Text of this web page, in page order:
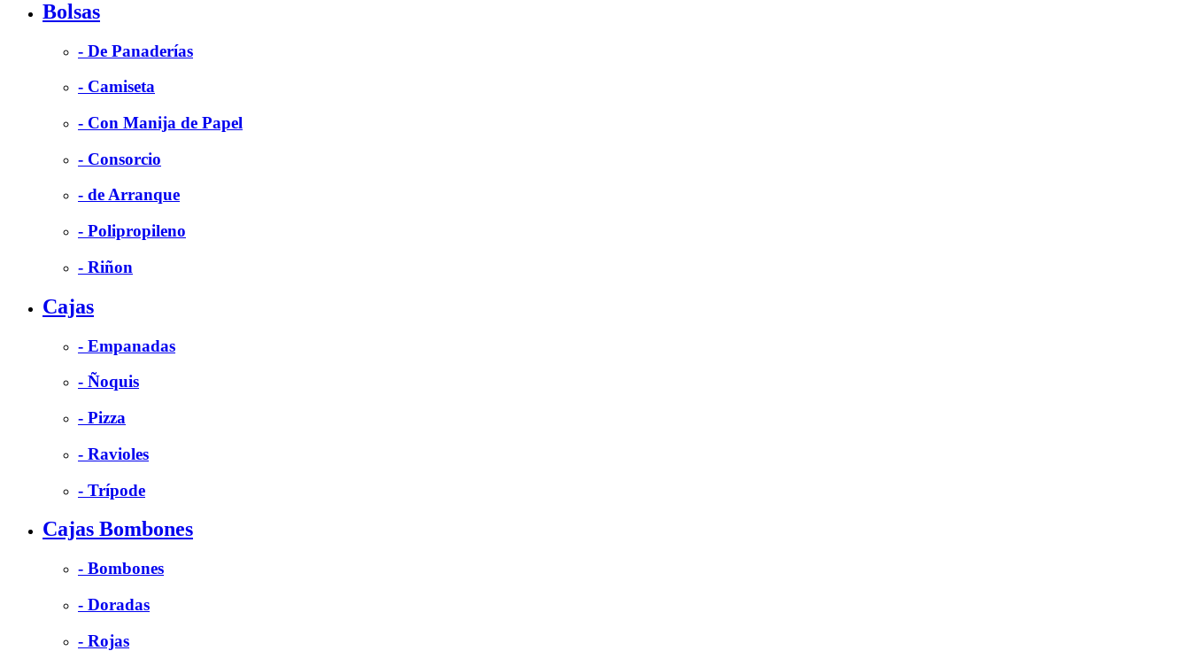
Bolsas
- De Panaderías
- Camiseta
- Con Manija de Papel
- Consorcio
- de Arranque
- Polipropileno
- Riñon
Cajas
- Empanadas
- Ñoquis
- Pizza
- Ravioles
- Trípode
Cajas Bombones
- Bombones
- Doradas
- Rojas